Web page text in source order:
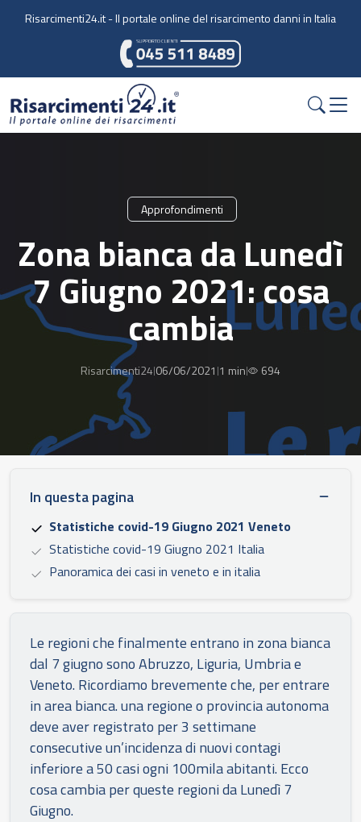
Risarcimenti24.it - Il portale online del risarcimento danni in Italia
Approfondimenti
Zona bianca da Lunedì
7 Giugno 2021: cosa
cambia
Risarcimenti24|06/06/2021 |1 min| 694
Le regioni che finalmente entrano in zona bianca
dal 7 giugno sono Abruzzo, Liguria, Umbria e
Veneto. Ricordiamo brevemente che, per entrare
in area bianca. una regione o provincia autonoma
deve aver registrato per 3 settimane
consecutive un’incidenza di nuovi contagi
inferiore a 50 casi ogni 100mila abitanti. Ecco
cosa cambia per queste regioni da Lunedì 7
Giugno.
In questa pagina
Statistiche covid-19 Giugno 2021 Veneto
Statistiche covid-19 Giugno 2021 Italia
Panoramica dei casi in veneto e in italia